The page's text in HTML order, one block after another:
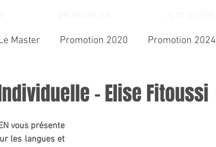
Master Promotion 2020 Promotion 2024
- Elise Fitoussi
vous présente
les langues et